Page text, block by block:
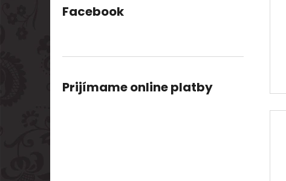
Facebook
Prijímame online platby